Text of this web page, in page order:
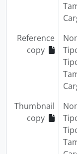
Reference
copy
Thumbnail
copy